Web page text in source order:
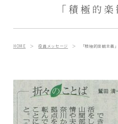
ARS HOMEとは
- ARS WAY
- 設計コンセプト
お知らせ
「積極的楽
HOME ＞役員メッセージ ＞ 「積極的楽観主義」